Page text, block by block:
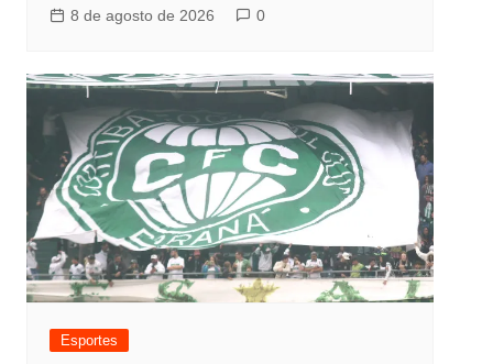
8 de agosto de 2026
0
Esportes